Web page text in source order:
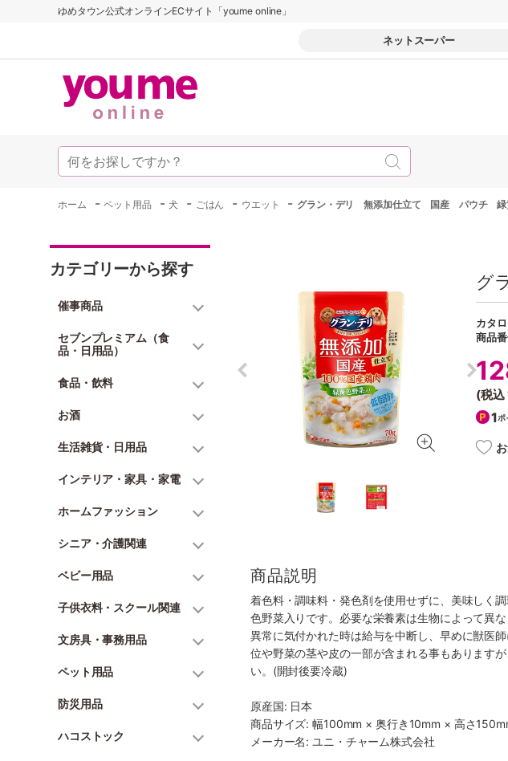
ゆめタウン公式オンラインECサイト「youme online」
ネットスーパー
ホーム -ペット用品 -犬 - ごはん - ウエット - グラン・デリ 無添加仕立て 国産 パウチ 緑
カテゴリーから探す
催事商品
セブンプレミアム（食
品・日用品）
食品・飲料
お酒
生活雑貨・日用品
インテリア・家具・家電
ホームファッション
シニア・介護関連
ベビー用品
子供衣料・スクール関連
文房具・事務用品
ペット用品
防災用品
ハコストック
グ
カタ
商品
(税込
1ポ
商品説明
着色料・調味料・発色剤を使用せずに、美味しく
色野菜入りです。必要な栄養素は生物によって異
異常に気付かれた時は給与を中断し、早めに獣医
位や野菜の茎や皮の一部が含まれる事もあります
い。(開封後要冷蔵)
原産国: 日本
商品サイズ: 幅100mm × 奥行き10mm × 高さ
メーカー名: ユニ・チャーム株式会社